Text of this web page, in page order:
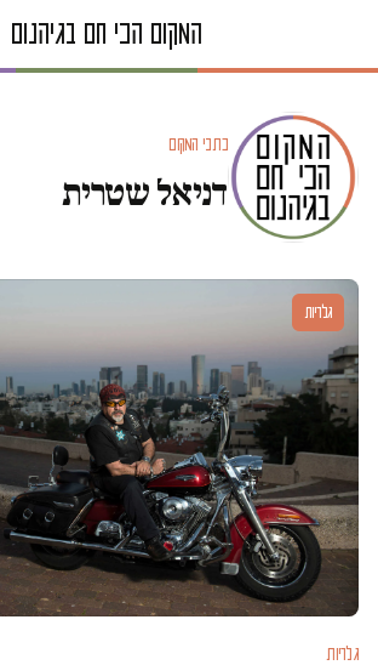
כתבי המקום
דניאל שטרית
גלריות
גלריות